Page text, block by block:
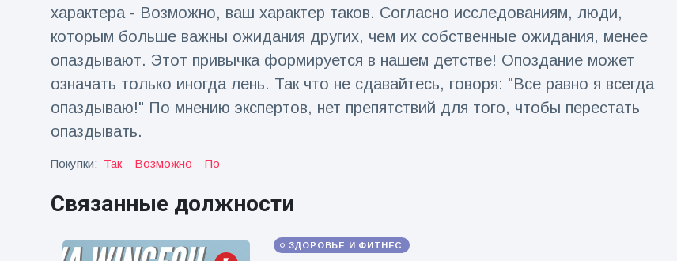
Консерваторы
отмечают
рождение
первого
низкогорного
тапира в
зоопарке
Великобритании
за 14 лет
16 July
179
Флориды
арестован
после запуска
движущейся
16 July
Просмотров
характера - Возможно, ваш характер таков. Согласно исследованиям, люди,
которым больше важны ожидания других, чем их собственные ожидания, менее
опаздывают. Этот привычка формируется в нашем детстве! Опоздание может
означать только иногда лень. Так что не сдавайтесь, говоря: "Все равно я всегда
опаздываю!" По мнению экспертов, нет препятствий для того, чтобы перестать
опаздывать.
Покупки: Так Возможно По
Связанные должности
ЗДОРОВЬЕ И ФИТНЕС